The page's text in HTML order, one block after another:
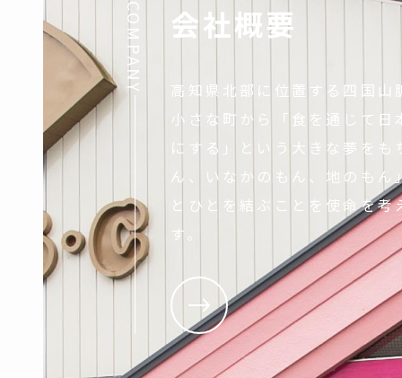
COMPANY 会社概要
高知県北部に位置する四国山
小さな町から「食を通じて
にする」という大きな夢をも
ん、いなかのもん、地のも
とひとを結ぶことを使命を考
す。